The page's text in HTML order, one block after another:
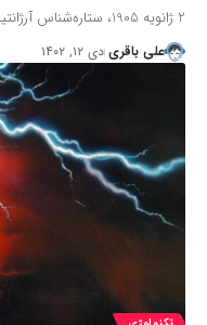
2 ژانویه 1905، ستاره‌شناس آرژانتینی، «چارلز پرین»، الارا را کشف کرد که…
علی باقری دی ۱۲, ۱۴۰۲